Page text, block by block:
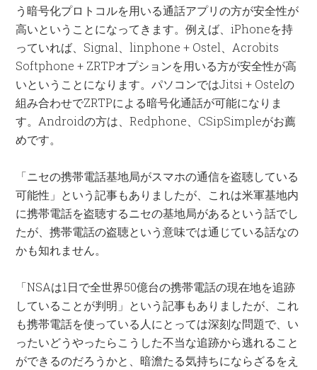
う暗号化プロトコルを用いる通話アプリの方が安全性が
高いということになってきます。例えば、iPhoneを持
っていれば、Signal、linphone + Ostel、Acrobits
Softphone + ZRTPオプションを用いる方が安全性が高
いということになります。パソコンではJitsi + Ostelの
組み合わせでZRTPによる暗号化通話が可能になりま
す。Androidの方は、Redphone、CSipSimpleがお薦
めです。
「ニセの携帯電話基地局がスマホの通信を盗聴している
可能性」という記事もありましたが、これは米軍基地内
に携帯電話を盗聴するニセの基地局があるという話でし
たが、携帯電話の盗聴という意味では通じている話なの
かも知れません。
「NSAは1日で全世界50億台の携帯電話の現在地を追跡
していることが判明」という記事もありましたが、これ
も携帯電話を使っている人にとっては深刻な問題で、い
ったいどうやったらこうした不当な追跡から逃れること
ができるのだろうかと、暗澹たる気持ちにならざるをえ